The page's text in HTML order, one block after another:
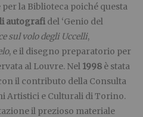
la Biblioteca poiché questa
autografi del ‘Genio del
sul volo degli Uccelli,
, e il disegno preparatorio per
al Louvre. Nel 1998 è stata
il contributo della Consulta
Artistici e Culturali di Torino.
il prezioso materiale